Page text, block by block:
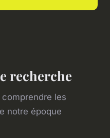
recherche
les
notre époque